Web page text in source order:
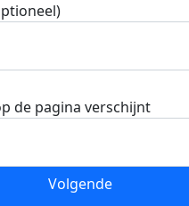
de pagina verschijnt
Volgende